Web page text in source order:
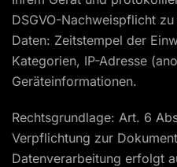
DSGVO-Nachweispflicht
Daten: Zeitstempel der
Kategorien, IP-Adresse
Geräteinformationen.
Rechtsgrundlage: Art. 6
Verpflichtung zur
Datenverarbeitung erfolgt